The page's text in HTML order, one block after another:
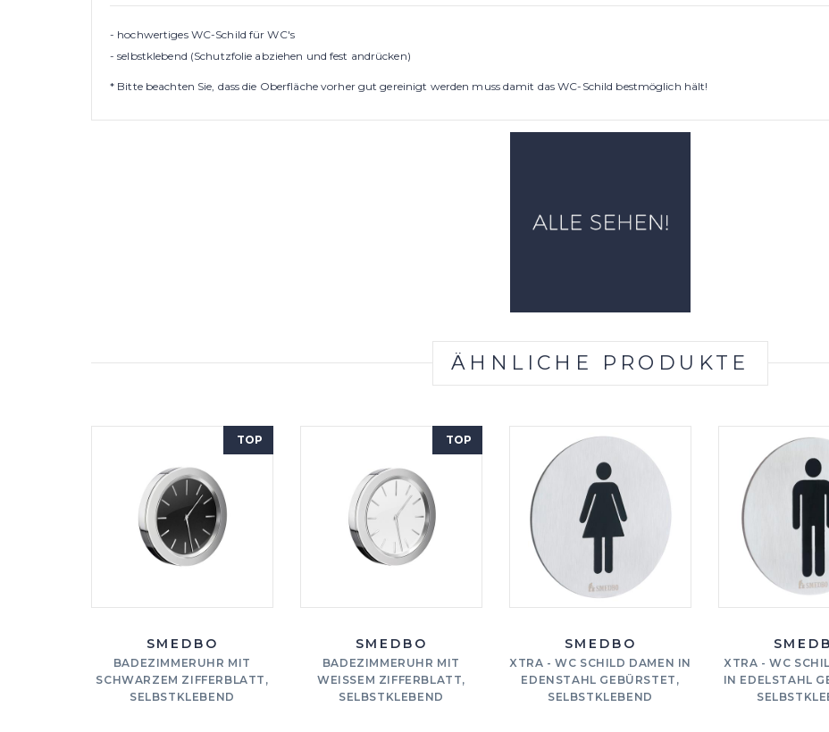
- hochwertiges WC-Schild für WC's
- selbstklebend (Schutzfolie abziehen und fest andrücken)
* Bitte beachten Sie, dass die Oberfläche vorher gut gereinigt werden muss damit das WC-Schild bestmöglich hält!
ÄHNLICHE PRODUKTE
TOP
SMEDBO
BADEZIMMERUHR MIT
SCHWARZEM ZIFFERBLATT,
SELBSTKLEBEND
TOP
SMEDBO
BADEZIMMERUHR MIT
WEISSEM ZIFFERBLATT,
SELBSTKLEBEND
SMEDBO
XTRA - WC SCHILD DAMEN IN
EDENSTAHL GEBÜRSTET,
SELBSTKLEBEND
XTRA - WC
IN EDELSTAHL